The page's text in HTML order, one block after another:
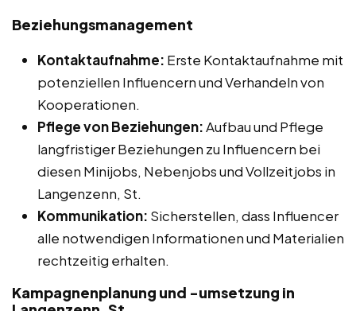
Beziehungsmanagement
Kontaktaufnahme: Erste Kontaktaufnahme mit
potenziellen Influencern und Verhandeln von
Kooperationen.
Pflege von Beziehungen:Aufbau und Pflege
langfristiger Beziehungen zu Influencern bei
diesen Minijobs, Nebenjobs und Vollzeitjobs in
Langenzenn, St.
Kommunikation: Sicherstellen, dass Influencer
alle notwendigen Informationen und Materialien
rechtzeitig erhalten.
Kampagnenplanung und -umsetzung in